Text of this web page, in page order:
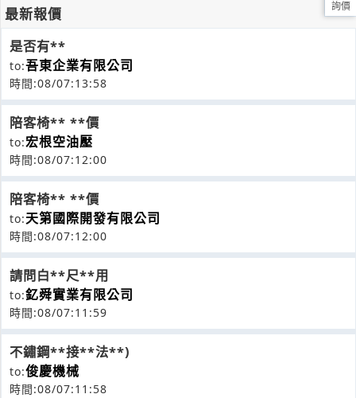
最新報價
是否有**
to:吾東企業有限公司
時間:08/07:13:58
陪客椅** **價
to:宏根空油壓
時間:08/07:12:00
陪客椅** **價
to:天第國際開發有限公司
時間:08/07:12:00
請問白**尺**用
to:釔舜實業有限公司
時間:08/07:11:59
不鏽鋼**接**法**)
to:俊慶機械
時間:08/07:11:58
詢價